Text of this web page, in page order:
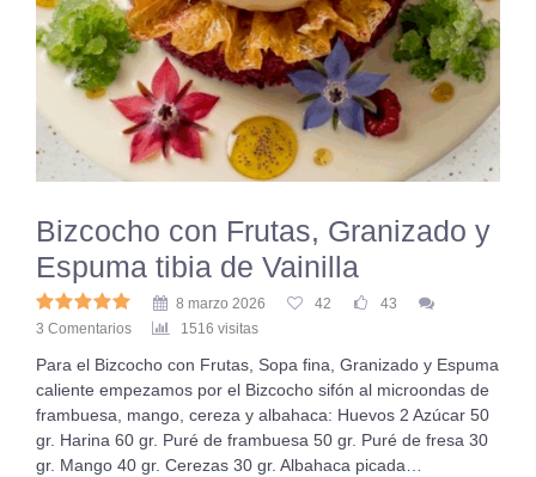
Bizcocho con Frutas, Granizado y
Espuma tibia de Vainilla
8 marzo 2026 42
43
3 Comentarios
1516 visitas
Para el Bizcocho con Frutas, Sopa fina, Granizado y Espuma
caliente empezamos por el Bizcocho sifón al microondas de
frambuesa, mango, cereza y albahaca: Huevos 2 Azúcar 50
gr. Harina 60 gr. Puré de frambuesa 50 gr. Puré de fresa 30
gr. Mango 40 gr. Cerezas 30 gr. Albahaca picada…